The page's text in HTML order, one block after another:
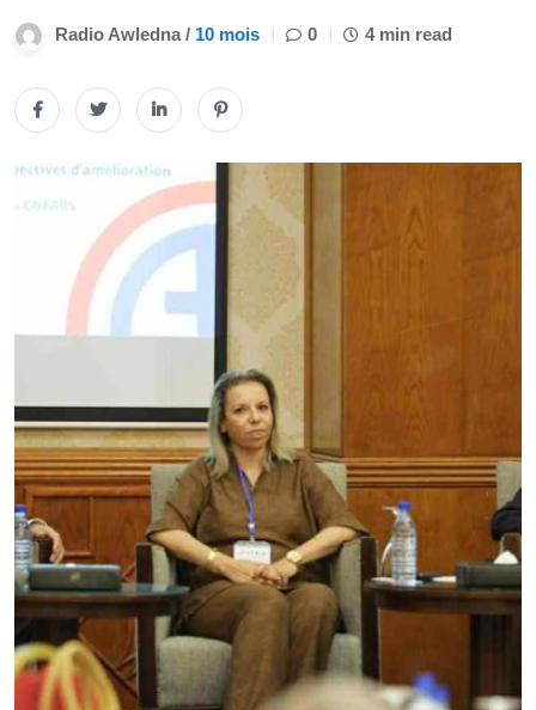
Radio Awledna / 10 mois 0 4 min read